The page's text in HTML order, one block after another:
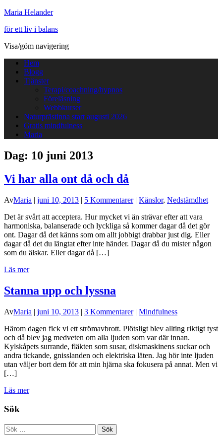
Maria Helander
för ett liv i balans
Visa/göm navigering
Hem
Blogg
Tjänster
Terapi/coachning/hypnos
Föreläsning
Webbkurser
Naturprästinna start augusti 2026
Gratis mindfulness
Maria
Dag: 10 juni 2013
Vi har alla ont då och då
AvMaria | juni 10, 2013 | 5 Kommentarer| Känslor, Nedstämdhet
Det är svårt att acceptera. Hur mycket vi än strävar efter att vara
harmoniska, balanserade och lyckliga så kommer dagar då det gör
ont. Dagar då det känns som om allt jobbigt drabbar just dig. Eller
dagar då det du längtat efter inte händer. Dagar då du mister någon
som du älskar. Eller dagar då […]
Läs mer
Stanna upp och lyssna
AvMaria | juni 10, 2013 | 3 Kommentarer| Mindfulness
Härom dagen fick vi ett strömavbrott. Plötsligt blev allting riktigt tyst
och då blev jag medveten om alla ljuden som var där innan.
Kylskåpets surrande, fläkten som susar, diskmaskinens suckar och
andra tickande, gnisslanden och elektriska läten. Jag hör inte ljuden
utan väljer bort dem för att min hjärna ska fokusera på annat. Men vi
[…]
Läs mer
Sök
Sök
efter: